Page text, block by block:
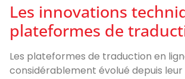
Les innovations
plateformes de
Les plateformes de traduction en
considérablement évolué depuis